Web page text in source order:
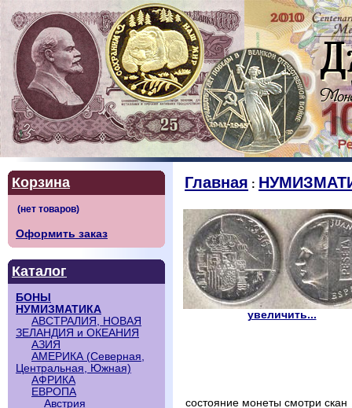
Корзина
Оформить заказ
Каталог
БОНЫ
НУМИЗМАТИКА
АВСТРАЛИЯ, НОВАЯ
ЗЕЛАНДИЯ и ОКЕАНИЯ
АЗИЯ
АМЕРИКА (Северная,
Центральная, Южная)
АФРИКА
ЕВРОПА
Австрия
Главная :
увеличить...
состояние монеты смотри скан